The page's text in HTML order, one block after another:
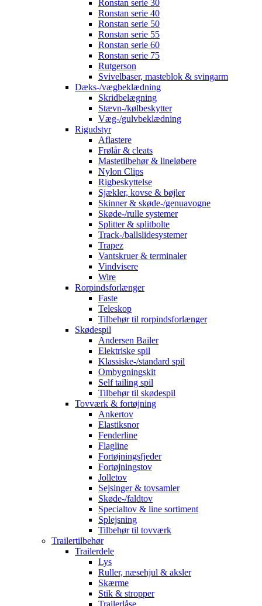
Ronstan serie 30
Ronstan serie 40
Ronstan serie 50
Ronstan serie 55
Ronstan serie 60
Ronstan serie 75
Rutgerson
Svivelbaser, masteblok & svingarm
Dæks-/vægbeklædning
Skridbelægning
Stævn-/kølbeskytter
Væg-/gulvbeklædning
Rigudstyr
Aflastere
Frølår & cleats
Mastetilbehør & lineløbere
Nylon Clips
Rigbeskyttelse
Sjækler, kovse & bøjler
Skinner & skøde-/genuavogne
Skøde-/rulle systemer
Splitter & splitbolte
Track-/ballslidesystemer
Trapez
Vantskruer & terminaler
Vindvisere
Wire
Rorpindsforlænger
Faste
Teleskop
Tilbehør til rorpindsforlænger
Skødespil
Andersen Bailer
Elektriske spil
Klassiske-/standard spil
Ombygningskit
Self tailing spil
Tilbehør til skødespil
Tovværk & fortøjning
Ankertov
Elastiksnor
Fenderline
Flagline
Fortøjningsfjeder
Fortøjningstov
Jolletov
Sejsinger & tovsamler
Skøde-/faldtov
Specialtov & line sortiment
Splejsning
Tilbehør til tovværk
Trailertilbehør
Trailerdele
Lys
Ruller, næsehjul & aksler
Skærme
Stik & stropper